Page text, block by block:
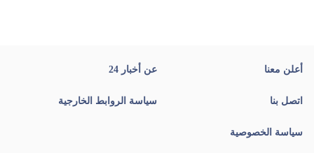
أعلن معنا عن أخبار 24
اتصل بنا سياسة الروابط الخارجية
سياسة الخصوصية